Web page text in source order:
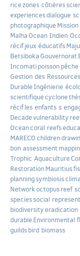
ricezones côtières
experiencesdialogue
photographique
MalhaOcean Indien
récifjeux éducatifs
BetsibokaGouvernorat
Incomatipoisson
Gestion des
DurableIngénierie
scientifiquecyclone
récifles enfants s
Decadevulnerability
Oceancoral reefs
MARECOchildren
bon assessment
Trophic Aquaculture
RestorationMauritius
planningsymbiosis
Networkoctopusreef
speciessocial
biodiversityeradication
durableEnvironmental
guildsbird biomass